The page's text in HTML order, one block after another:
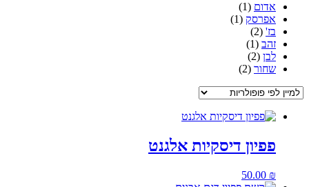
אדום (1)
אפרסק (1)
בז' (2)
זהב (1)
לבן (2)
שחור (2)
פפיון דיסקיות אלגנט
50.00 ₪